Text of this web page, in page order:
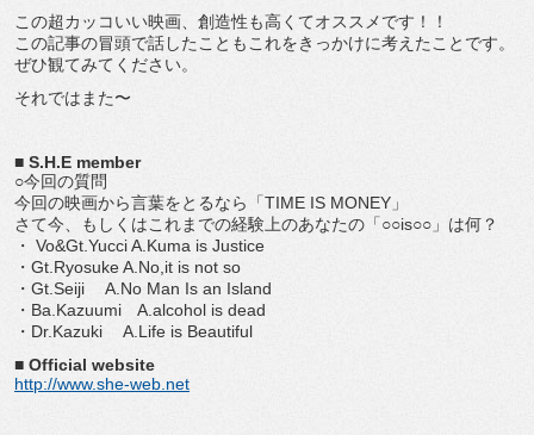
この超カッコいい映画、創造性も高くてオススメです！！
この記事の冒頭で話したこともこれをきっかけに考えたことです。
ぜひ観てみてください。
それではまた〜
■ S.H.E member
○今回の質問
今回の映画から言葉をとるなら「TIME IS MONEY」
さて今、もしくはこれまでの経験上のあなたの「○○is○○」は何？
・ Vo&Gt.Yucci A.Kuma is Justice
・Gt.Ryosuke A.No,it is not so
・Gt.Seiji A.No Man Is an Island
・Ba.Kazuumi A.alcohol is dead
・Dr.Kazuki A.Life is Beautiful
■ Official website
http://www.she-web.net